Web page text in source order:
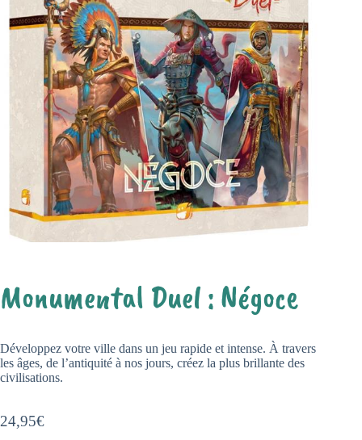
Monumental Duel : Négoce
24,95€
Développez votre ville dans un jeu rapide et intense. À travers
les âges, de l’antiquité à nos jours, créez la plus brillante des
civilisations.